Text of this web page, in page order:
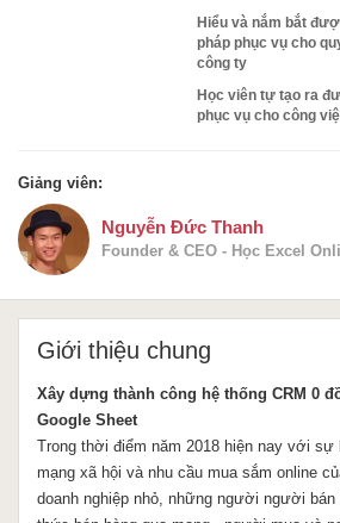
Hiểu và nắm bắt
pháp phục vụ cho
công ty
Học viên tự tạo ra
phục vụ cho công
Giảng viên:
Nguyễn Đức Thanh
Founder & CEO - Học Excel
Giới thiệu chung
Xây dựng thành công hệ thống CRM 0
Google Sheet
Trong thời điểm năm 2018 hiện nay với sự
mạng xã hội và nhu cầu mua sắm online
doanh nghiệp nhỏ, những người người bán